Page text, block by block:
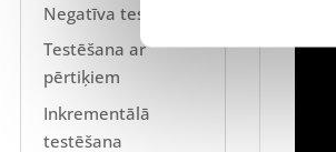
Negatīva testēšana
Testēšana ar
pērtiķiem
Inkrementālā
testēšana